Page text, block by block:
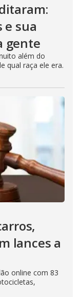
e sua
gente
além do
qual raça ele era.
lances a
online com 83